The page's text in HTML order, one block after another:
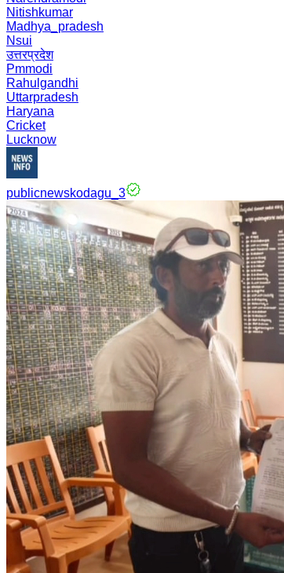
Nitishkumar
Madhya_pradesh
Nsui
उत्तरप्रदेश
Pmmodi
Rahulgandhi
Uttarpradesh
Haryana
Cricket
Lucknow
publicnewskodagu_3